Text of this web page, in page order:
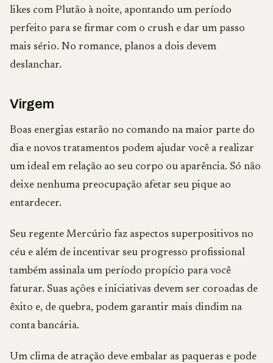
likes com Plutão à noite, apontando um período
perfeito para se firmar com o crush e dar um passo
mais sério. No romance, planos a dois devem
deslanchar.
Virgem
Boas energias estarão no comando na maior parte do
dia e novos tratamentos podem ajudar você a realizar
um ideal em relação ao seu corpo ou aparência. Só não
deixe nenhuma preocupação afetar seu pique ao
entardecer.
Seu regente Mercúrio faz aspectos superpositivos no
céu e além de incentivar seu progresso profissional
também assinala um período propício para você
faturar. Suas ações e iniciativas devem ser coroadas de
êxito e, de quebra, podem garantir mais dindim na
conta bancária.
Um clima de atração deve embalar as paqueras e pode